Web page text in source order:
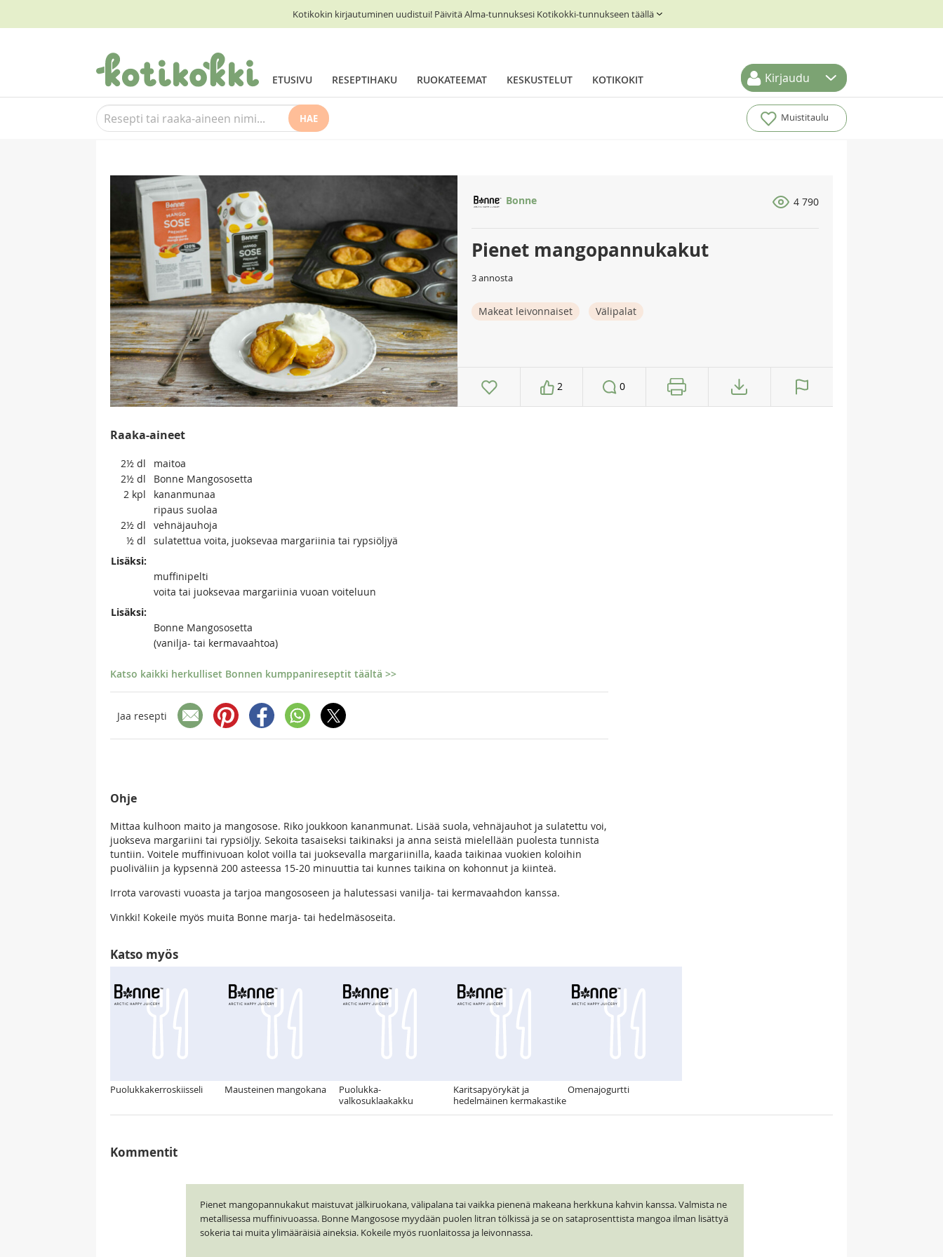
Kotikokin kirjautuminen uudistui! Päivitä Alma-tunnuksesi Kotikokki-tunnukseen täällä
ETUSIVU RESEPTIHAKU RUOKATEEMAT KESKUSTELUT KOTIKOKIT Kirjaudu
HAE Muistitaulu
Bonne 4 790
Pienet mangopannukakut
3 annosta
Makeat leivonnaiset Välipalat
2 0
Raaka-aineet
2½ dl
maitoa
2½ dl
Bonne Mangososetta
2 kpl
kananmunaa
ripaus suolaa
2½ dl
vehnäjauhoja
½ dl
sulatettua voita, juoksevaa margariinia tai rypsiöljyä
Lisäksi:
muffinipelti
voita tai juoksevaa margariinia vuoan voiteluun
Lisäksi:
Bonne Mangososetta
(vanilja- tai kermavaahtoa)
Katso kaikki herkulliset Bonnen kumppanireseptit täältä >>
Jaa resepti
Ohje
Mittaa kulhoon maito ja mangosose. Riko joukkoon kananmunat. Lisää suola, vehnäjauhot ja sulatettu voi,
juokseva margariini tai rypsiöljy. Sekoita tasaiseksi taikinaksi ja anna seistä mielellään puolesta tunnista
tuntiin. Voitele muffinivuoan kolot voilla tai juoksevalla margariinilla, kaada taikinaa vuokien koloihin
puoliväliin ja kypsennä 200 asteessa 15-20 minuuttia tai kunnes taikina on kohonnut ja kiinteä.
Irrota varovasti vuoasta ja tarjoa mangososeen ja halutessasi vanilja- tai kermavaahdon kanssa.
Vinkki! Kokeile myös muita Bonne marja- tai hedelmäsoseita.
Katso myös
Puolukkakerroskiisseli Mausteinen mangokana
Puolukka-
valkosuklaakakku
Karitsapyörykät ja
hedelmäinen kermakastike
Omenajogurtti
Kommentit
Pienet mangopannukakut maistuvat jälkiruokana, välipalana tai vaikka pienenä makeana herkkuna kahvin kanssa. Valmista ne
metallisessa muffinivuoassa. Bonne Mangosose myydään puolen litran tölkissä ja se on sataprosenttista mangoa ilman lisättyä
sokeria tai muita ylimääräisiä aineksia. Kokeile myös ruonlaitossa ja leivonnassa.